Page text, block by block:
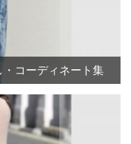
コーディネート集